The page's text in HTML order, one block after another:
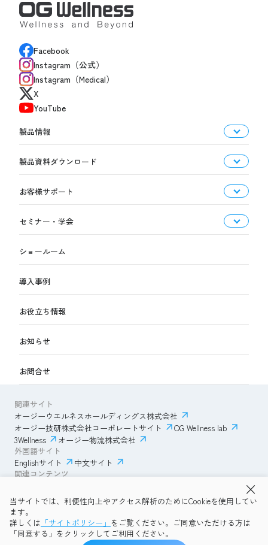
当サイトでは、利便性向上やアクセス解析のためにCookieを使用してい
ます。
詳しくは 「サイトポリシー」 をご覧ください。ご同意いただける方は
「同意する」をクリックしてご利用ください。
Facebook
Instagram（公式）
Instagram（Medical）
X
YouTube
製品情報
製品資料ダウンロード
お客様サポート
セミナー・学会
ショールーム
導入事例
お役立ち情報
お知らせ
お問合せ
関連サイト
オージーウエルネスホールディングス株式会社
オージー技研株式会社コーポレートサイト
OG Wellness lab
3Wellness
オージー物流株式会社
外国語サイト
Englishサイト
中文サイト
関連コンテンツ
透明性ガイドライン
プライバシーポリシー
OG Wellness会員規約
コミュニティガイドライン
サイトマップ
Copyright © 2026 OG Wellness Co., Ltd. All rights reserved.